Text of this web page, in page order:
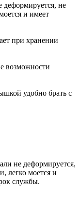
не
и имеет
при хранении
возможности
удобно брать с
не деформируется,
легко моется и
службы.